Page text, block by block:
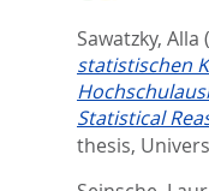
Sawatzky, Alla
statistischen
Statistical
thesis,